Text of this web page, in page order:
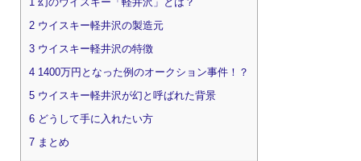
2ウイスキー軽井沢の製造元
3ウイスキー軽井沢の特徴
41400万円となった例のオークション事件！？
5ウイスキー軽井沢が幻と呼ばれた背景
6どうして手に入れたい方
7まとめ